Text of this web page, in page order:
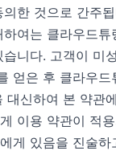
한 것으로 간주
여는 클라우드
니다. 고객이 미
얻은 후 클라우드
대신하여 본 약관
이용 약관이 적
게 있음을 진술